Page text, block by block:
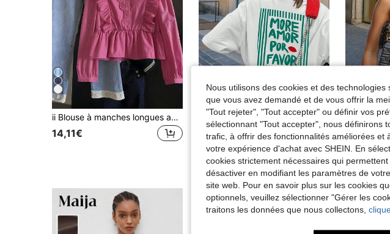
8
ii Blouse à manches longues avec volants en dentelle de couleur unie décontractée pour le printemps
14,11€
Entrepôt UE T-shirt décontracté à manches courtes et col rond pour femmes - motif imprimé, tissu doux et confortable, lavable en machine, Top d'été blanc
#7 BEST-SELLERS de Confortable Hauts, chemisiers et t-shirts pour
Dès6,92€ #8 BEST-
7,72€
Nous utilisons des cookies et des
que vous avez demandé et de vous offrir la
"Tout rejeter", "Tout accepter" ou définir vos
sélectionnant "Tout accepter", nous définirons
trafic, à offrir des fonctionnalités améliorées
votre expérience d'achat avec SHEIN. En
cookies strictement nécessaires qui
désactiver en modifiant les paramètres de
site web. Pour en savoir plus sur les cookies
optionnels, veuillez sélectionner "Gérer les
traitons les données que nous collectons,